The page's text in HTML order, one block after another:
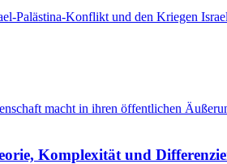
Palästina-Konflikt und den Kriegen
macht in ihren öffentlichen
Komplexität und